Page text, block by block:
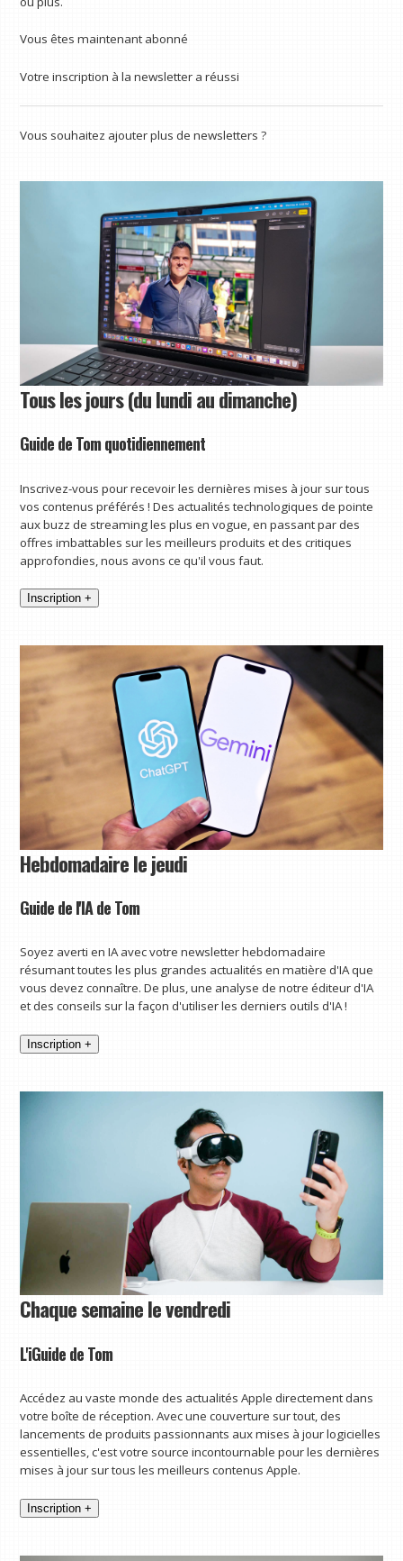
Vous êtes maintenant abonné
Votre inscription à la newsletter a réussi
Vous souhaitez ajouter plus de newsletters ?
Tous les jours (du lundi au dimanche)
Guide de Tom quotidiennement
Inscrivez-vous pour recevoir les dernières mises à jour sur tous
vos contenus préférés ! Des actualités technologiques de pointe
aux buzz de streaming les plus en vogue, en passant par des
offres imbattables sur les meilleurs produits et des critiques
approfondies, nous avons ce qu'il vous faut.
Inscription +
Hebdomadaire le jeudi
Guide de l'IA de Tom
Soyez averti en IA avec votre newsletter hebdomadaire
résumant toutes les plus grandes actualités en matière d'IA que
vous devez connaître. De plus, une analyse de notre éditeur d'IA
et des conseils sur la façon d'utiliser les derniers outils d'IA !
Inscription +
Chaque semaine le vendredi
L'iGuide de Tom
Accédez au vaste monde des actualités Apple directement dans
votre boîte de réception. Avec une couverture sur tout, des
lancements de produits passionnants aux mises à jour logicielles
essentielles, c'est votre source incontournable pour les dernières
mises à jour sur tous les meilleurs contenus Apple.
Inscription +